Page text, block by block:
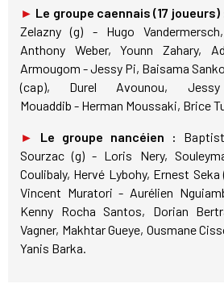
► Le groupe caennais (17 joueurs)
Zelazny (g) - Hugo
Anthony Weber, Younn Zahary,
Armougom - Jessy Pi, Baisama
(cap), Durel Avounou,
Mouaddib - Herman Moussaki, Brice
► Le groupe nancéien :
Sourzac (g) - Loris Nery,
Coulibaly, Hervé Lybohy, Ernest
Vincent Muratori - Aurélien
Kenny Rocha Santos, Dorian
Vagner, Makhtar Gueye, Ousmane
Yanis Barka.